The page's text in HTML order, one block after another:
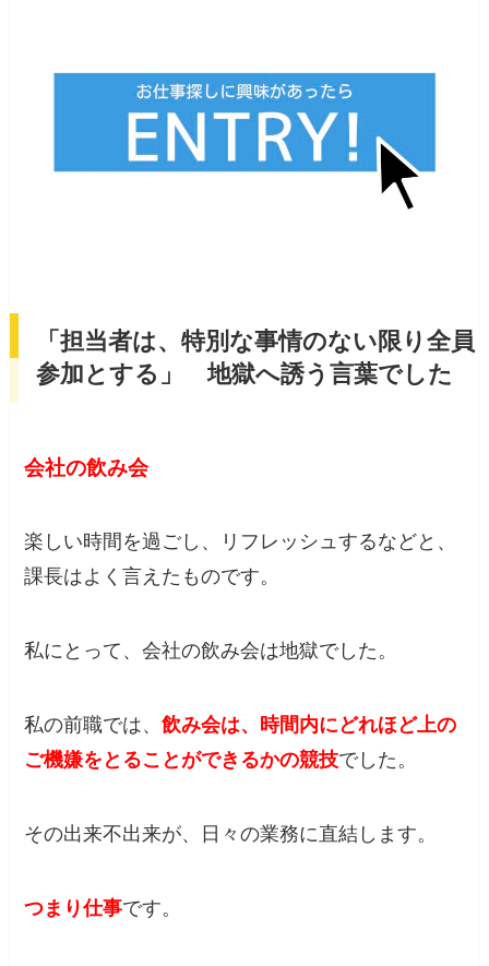
「担当者は、特別な事情のない限り全員
参加とする」 地獄へ誘う言葉でした
会社の飲み会
楽しい時間を過ごし、リフレッシュするなどと、
課長はよく言えたものです。
私にとって、会社の飲み会は地獄でした。
私の前職では、飲み会は、時間内にどれほど上の
ご機嫌をとることができるかの競技でした。
その出来不出来が、日々の業務に直結します。
つまり仕事です。